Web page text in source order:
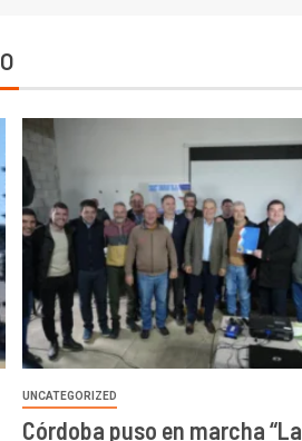
UNCATEGORIZED
Córdoba puso en marcha “La